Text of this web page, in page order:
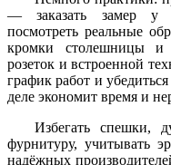
— заказать замер у
посмотреть реальные
кромки столешницы и
розеток и встроенной
график работ и
деле экономит время и
Избегать спешки,
фурнитуру, учитывать
надёжных